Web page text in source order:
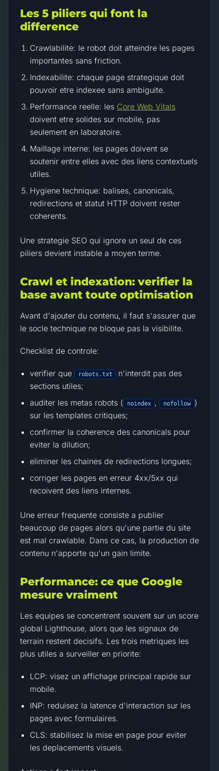
Les 5 piliers qui font la
difference
Crawlabilite: le robot doit atteindre les pages
importantes sans friction.
Indexabilite: chaque page strategique doit
pouvoir etre indexee sans ambiguite.
Performance reelle: les Core Web Vitals
doivent etre solides sur mobile, pas
seulement en laboratoire.
Maillage interne: les pages doivent se
soutenir entre elles avec des liens contextuels
utiles.
Hygiene technique: balises, canonicals,
redirections et statut HTTP doivent rester
coherents.
Une strategie SEO qui ignore un seul de ces
piliers devient instable a moyen terme.
Crawl et indexation: verifier la
base avant toute optimisation
Avant d'ajouter du contenu, il faut s'assurer que
le socle technique ne bloque pas la visibilite.
Checklist de controle:
verifier que robots.txt
n'interdit pas des
sections utiles;
auditer les metas robots (
noindex , nofollow )
sur les templates critiques;
confirmer la coherence des canonicals pour
eviter la dilution;
eliminer les chaines de redirections longues;
corriger les pages en erreur 4xx/5xx qui
recoivent des liens internes.
Une erreur frequente consiste a publier
beaucoup de pages alors qu'une partie du site
est mal crawlable. Dans ce cas, la production de
contenu n'apporte qu'un gain limite.
Performance: ce que Google
mesure vraiment
Les equipes se concentrent souvent sur un score
global Lighthouse, alors que les signaux de
terrain restent decisifs. Les trois metriques les
plus utiles a surveiller en priorite:
LCP: visez un affichage principal rapide sur
mobile.
INP: reduisez la latence d'interaction sur les
pages avec formulaires.
CLS: stabilisez la mise en page pour eviter
les deplacements visuels.